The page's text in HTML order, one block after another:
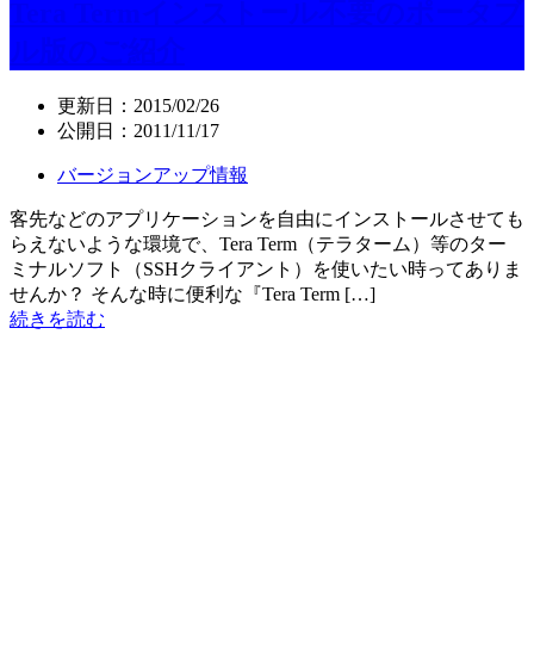
更新日： 2015/02/26
公開日： 2011/11/17
バージョンアップ情報
客先などのアプリケーションを自由にインストールさせても
らえないような環境で、Tera Term（テラターム）等のター
ミナルソフト（SSHクライアント）を使いたい時ってありま
せんか？ そんな時に便利な『Tera Term […]
続きを読む